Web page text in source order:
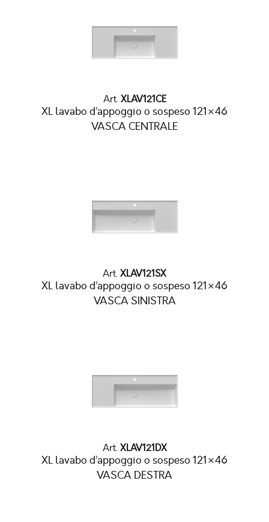
Art. XLAV121CE
XL lavabo d’appoggio o sospeso 121×46
VASCA CENTRALE
Art. XLAV121SX
XL lavabo d’appoggio o sospeso 121×46
VASCA SINISTRA
Art. XLAV121DX
XL lavabo d’appoggio o sospeso 121×46
VASCA DESTRA